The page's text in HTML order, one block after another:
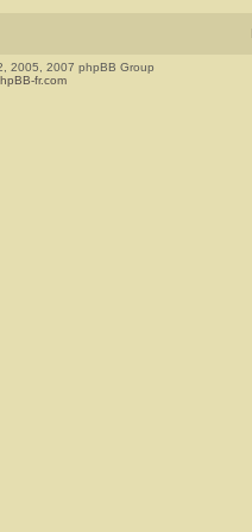
2005, 2007 phpBB Group
fr.com